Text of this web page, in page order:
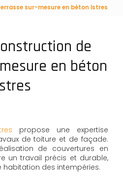
sur-mesure en béton Istres
de
en béton
propose une expertise
de toiture et de façade.
de couvertures en
un travail précis et durable,
des intempéries.